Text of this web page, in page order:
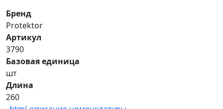
Бренд
Protektor
Артикул
3790
Базовая единица
шт
Длина
260